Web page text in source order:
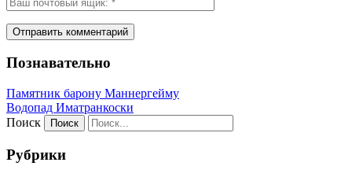
Познавательно
Памятник барону Маннергейму
Водопад Иматранкоски
Поиск
Рубрики